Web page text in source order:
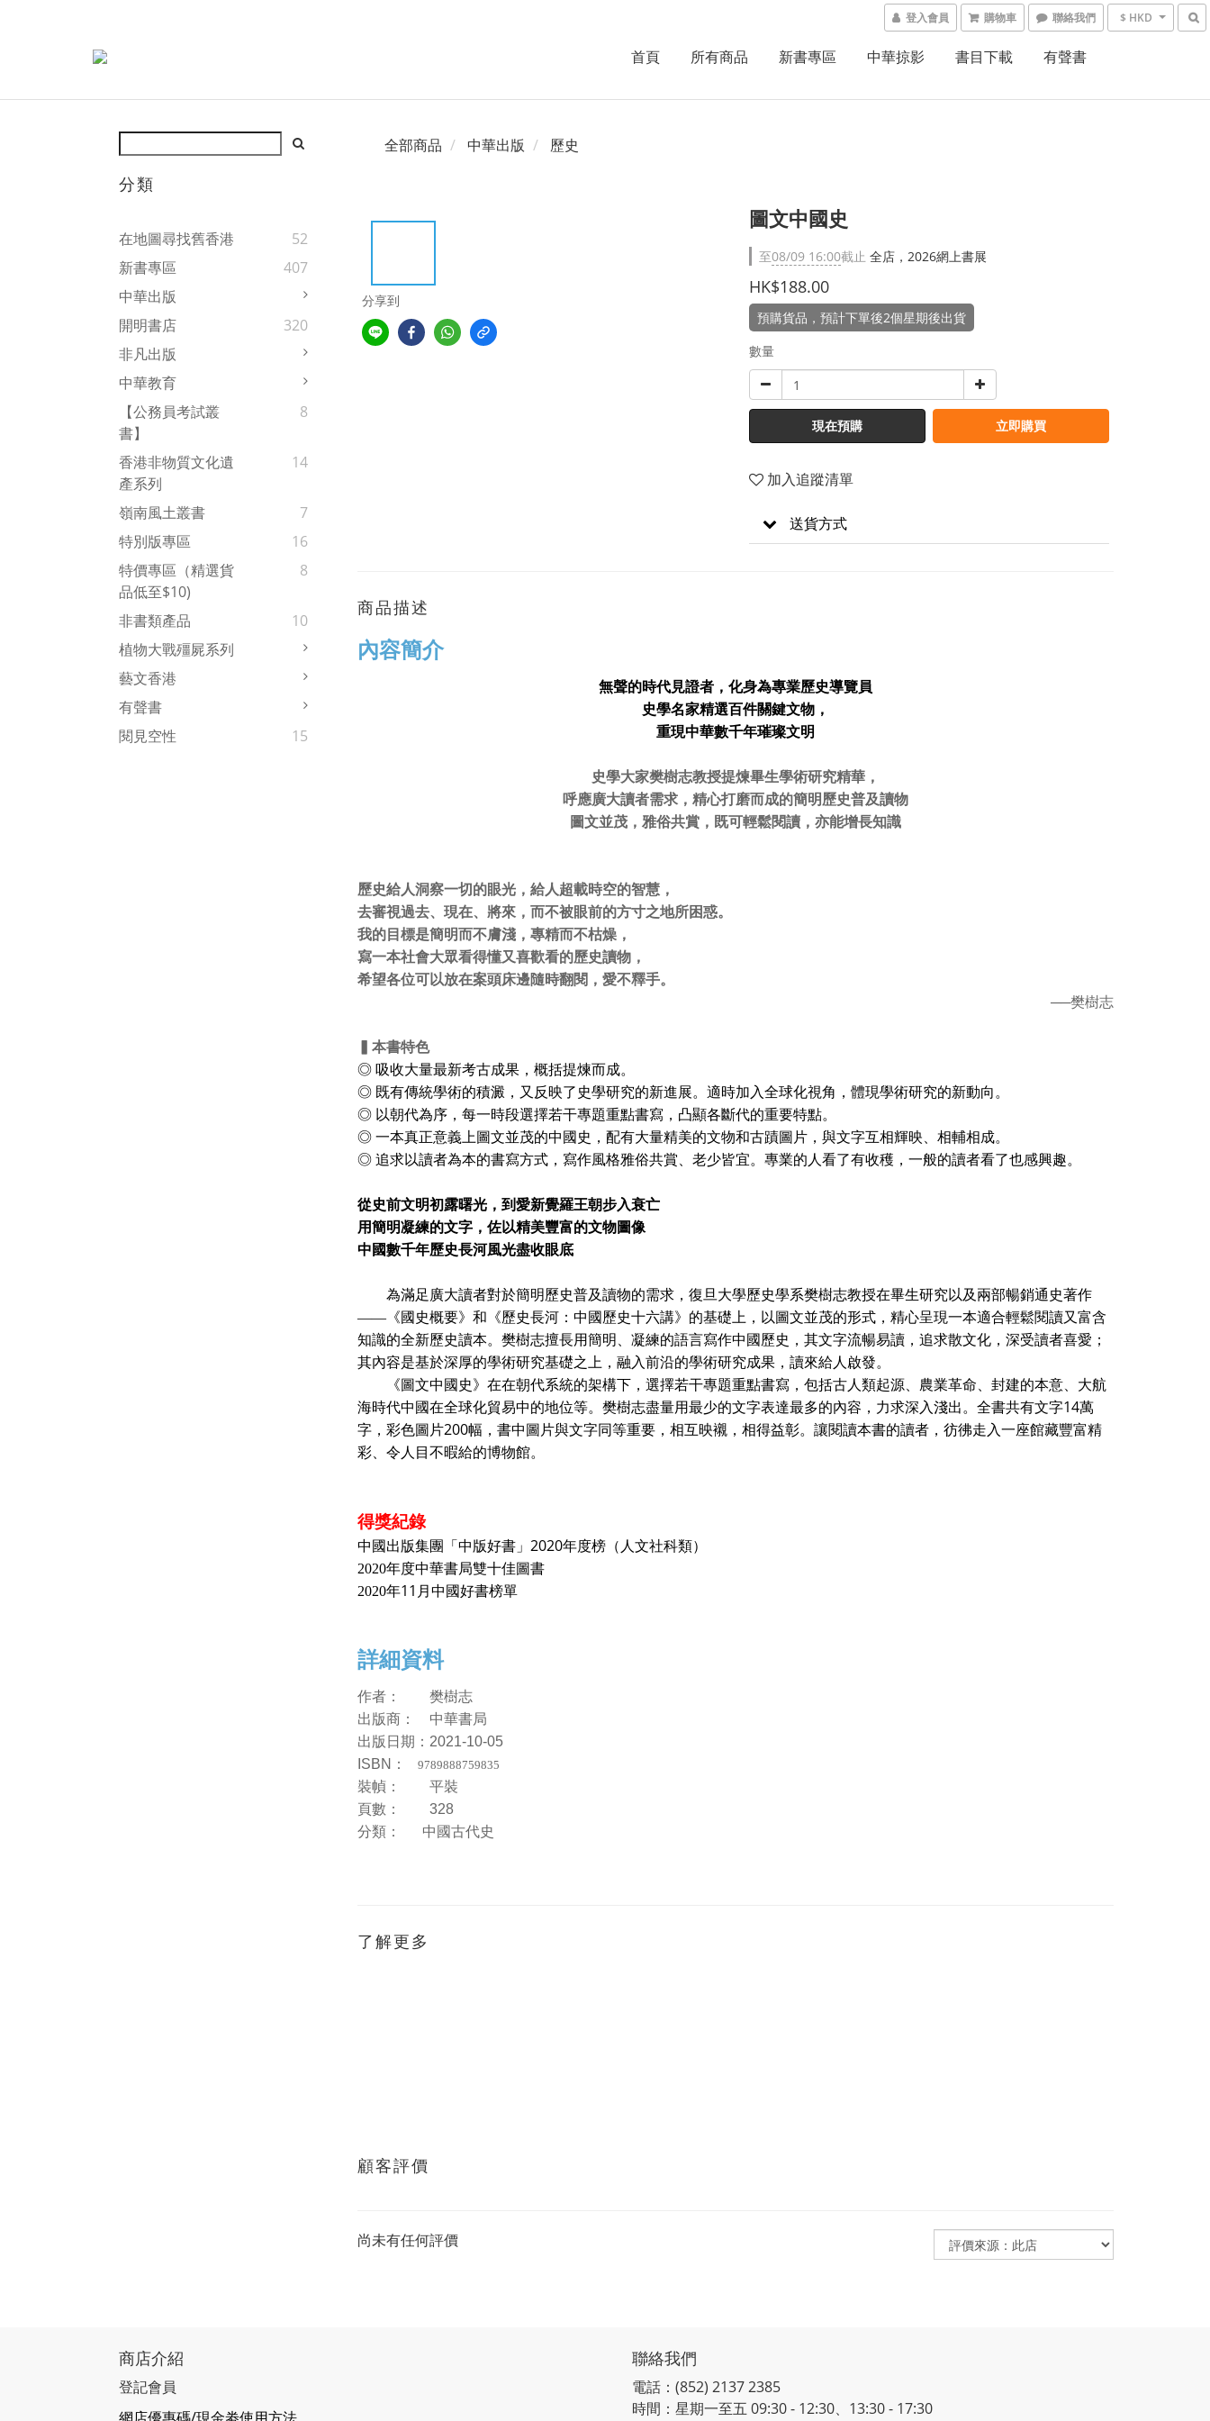
登入會員 購物車 聯絡我們 $ HKD
首頁 所有商品 新書專區 中華掠影 書目下載 有聲書
分類
在地圖尋找舊香港
52
新書專區
407
中華出版
開明書店
320
非凡出版
中華教育
【公務員考試叢
書】
8
香港非物質文化遺
產系列
14
嶺南風土叢書
7
特別版專區
16
特價專區（精選貨
品低至$10)
8
非書類產品
10
植物大戰殭屍系列
藝文香港
有聲書
閱見空性
15
全部商品 中華出版 歷史
分享到
圖文中國史
至08/09 16:00截止 全店，2026網上書展
HK$188.00
預購貨品，預計下單後2個星期後出貨
數量
現在預購 立即購買
加入追蹤清單
送貨方式
商品描述
內容簡介
無聲的時代見證者，化身為專業歷史導覽員
史學名家精選百件關鍵文物，
重現中華數千年璀璨文明
史學大家樊樹志教授提煉畢生學術研究精華，
呼應廣大讀者需求，精心打磨而成的簡明歷史普及讀物
圖文並茂，雅俗共賞，既可輕鬆閱讀，亦能增長知識
歷史給人洞察一切的眼光，給人超載時空的智慧，
去審視過去、現在、將來，而不被眼前的方寸之地所困惑。
我的目標是簡明而不膚淺，專精而不枯燥，
寫一本社會大眾看得懂又喜歡看的歷史讀物，
希望各位可以放在案頭床邊隨時翻閱，愛不釋手。
──樊樹志
▍本書特色
◎ 吸收大量最新考古成果，概括提煉而成。
◎ 既有傳統學術的積澱，又反映了史學研究的新進展。適時加入全球化視角，體現學術研究的新動向。
◎ 以朝代為序，每一時段選擇若干專題重點書寫，凸顯各斷代的重要特點。
◎ 一本真正意義上圖文並茂的中國史，配有大量精美的文物和古蹟圖片，與文字互相輝映、相輔相成。
◎ 追求以讀者為本的書寫方式，寫作風格雅俗共賞、老少皆宜。專業的人看了有收穫，一般的讀者看了也感興趣。
從史前文明初露曙光，到愛新覺羅王朝步入衰亡
用簡明凝練的文字，佐以精美豐富的文物圖像
中國數千年歷史長河風光盡收眼底
為滿足廣大讀者對於簡明歷史普及讀物的需求，復旦大學歷史學系樊樹志教授在畢生研究以及兩部暢銷通史著作
——《國史概要》和《歷史長河：中國歷史十六講》的基礎上，以圖文並茂的形式，精心呈現一本適合輕鬆閱讀又富含
知識的全新歷史讀本。樊樹志擅長用簡明、凝練的語言寫作中國歷史，其文字流暢易讀，追求散文化，深受讀者喜愛；
其內容是基於深厚的學術研究基礎之上，融入前沿的學術研究成果，讀來給人啟發。
《圖文中國史》在在朝代系統的架構下，選擇若干專題重點書寫，包括古人類起源、農業革命、封建的本意、大航
海時代中國在全球化貿易中的地位等。樊樹志盡量用最少的文字表達最多的內容，力求深入淺出。全書共有文字14萬
字，彩色圖片200幅，書中圖片與文字同等重要，相互映襯，相得益彰。讓閱讀本書的讀者，彷彿走入一座館藏豐富精
彩、令人目不暇給的博物館。
得獎紀錄
中國出版集團「中版好書」 2020年度榜（人文社科類）
2020年度中華書局雙十佳圖書
2020年11 月中國好書榜單
詳細資料
作者： 樊樹志
出版商： 中華書局
出版日期： 2021-10-05
ISBN ： 9789888759835
裝幀： 平裝
頁數： 328
分類：
中國古代史
了解更多
顧客評價
尚未有任何評價
商店介紹
登記會員
聯絡我們
電話：(852) 2137 2385
時間：星期一至五 09:30 - 12:30、13:30 - 17:30